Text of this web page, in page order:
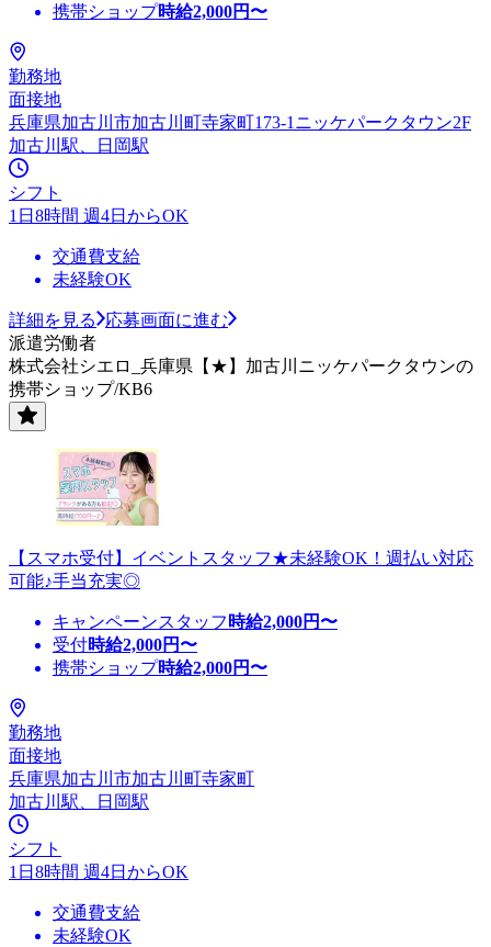
携帯ショップ時給2,000円〜
勤務地
面接地
兵庫県加古川市加古川町寺家町173-1ニッケパークタウン2F
加古川駅、日岡駅
シフト
1日8時間 週4日からOK
交通費支給
未経験OK
詳細を見る
応募画面に進む
派遣労働者
株式会社シエロ_兵庫県【★】加古川ニッケパークタウンの
携帯ショップ/KB6
【スマホ受付】イベントスタッフ★未経験OK！週払い対応
可能♪手当充実◎
キャンペーンスタッフ 時給2,000円〜
受付時給2,000円〜
携帯ショップ時給2,000円〜
勤務地
面接地
兵庫県加古川市加古川町寺家町
加古川駅、日岡駅
シフト
1日8時間 週4日からOK
交通費支給
未経験OK